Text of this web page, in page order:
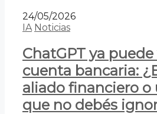
24/05/2026
IA Noticias
ChatGPT ya
cuenta bancaria:
aliado financiero o
que no debés